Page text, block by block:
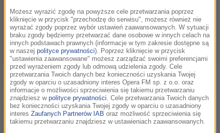
W playliście FMF Classic znalazło się też wiele pretekstów do
festiwalowych wspomnień.
FMF CLASSIC
Możesz wyrazić zgodę na powyższe cele przetwarzania poprzez
kliknięcie w przycisk "przechodzę do serwisu", możesz również nie
wyrażać zgody poprzez wybór ustawień zaawansowanych. W sytuacji
braku zgody będziemy przetwarzać dane osobowe w innych celach na
innych podstawach prawnych (informacje w tym zakresie dostępne są
w naszej polityce prywatności). Poprzez kliknięcie w przycisk
"ustawienia zaawansowane" możesz zarządzać swoimi preferencjami
przed wyrażeniem zgody lub odmową udzielenia zgody. Cele
przetwarzania Twoich danych bez konieczności uzyskania Twojej
zgody w oparciu o uzasadniony interes Opera FM sp. z o.o. oraz
informacje o możliwości sprzeciwienia się takiemu przetwarzaniu
znajdziesz w polityce prywatności. Cele przetwarzania Twoich danych
bez konieczności uzyskania Twojej zgody w oparciu o uzasadniony
interes Zaufanych Partnerów IAB oraz możliwość sprzeciwienia się
takiemu przetwarzaniu znajdziesz w ustawieniach zaawansowanych.